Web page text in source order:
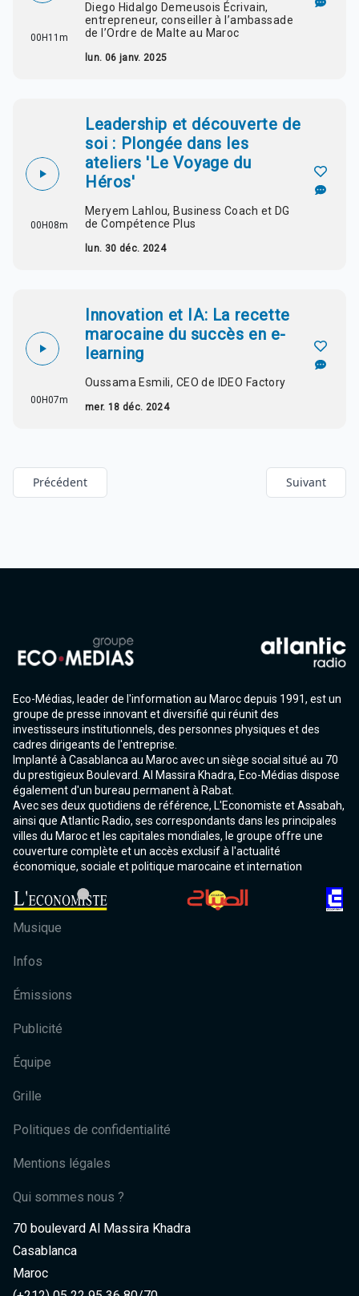
00H11m
Diego Hidalgo Demeusois Écrivain,
entrepreneur, conseiller à l’ambassade
de l’Ordre de Malte au Maroc
lun. 06 janv. 2025
00H08m
Leadership et découverte de
soi : Plongée dans les
ateliers 'Le Voyage du
Héros'
Meryem Lahlou, Business Coach et DG
de Compétence Plus
lun. 30 déc. 2024
00H07m
Innovation et IA: La recette
marocaine du succès en e-
learning
Oussama Esmili, CEO de IDEO Factory
mer. 18 déc. 2024
Précédent Suivant
Eco-Médias, leader de l'information au Maroc depuis 1991, est un
groupe de presse innovant et diversifié qui réunit des
investisseurs institutionnels, des personnes physiques et des
cadres dirigeants de l'entreprise.
Implanté à Casablanca au Maroc avec un siège social situé au 70
du prestigieux Boulevard. Al Massira Khadra, Eco-Médias dispose
également d'un bureau permanent à Rabat.
Avec ses deux quotidiens de référence, L'Economiste et Assabah,
ainsi que Atlantic Radio, ses correspondants dans les principales
villes du Maroc et les capitales mondiales, le groupe offre une
couverture complète et un accès exclusif à l'actualité
économique, sociale et politique marocaine et internation
Musique
Infos
Émissions
Publicité
Équipe
Grille
Politiques de confidentialité
Mentions légales
Qui sommes nous ?
70 boulevard Al Massira Khadra
Casablanca
Maroc